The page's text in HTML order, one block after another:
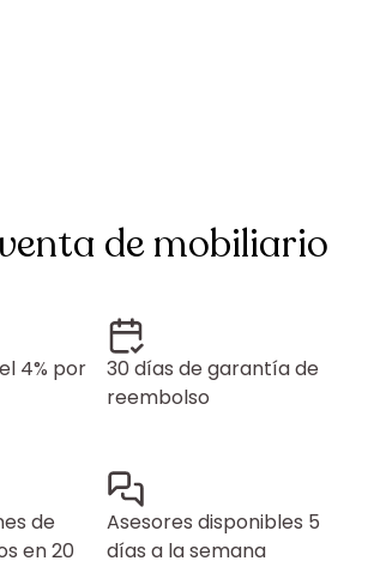
venta de mobiliario
4% por
30 días de garantía de
reembolso
de
en 20
Asesores disponibles 5
días a la semana